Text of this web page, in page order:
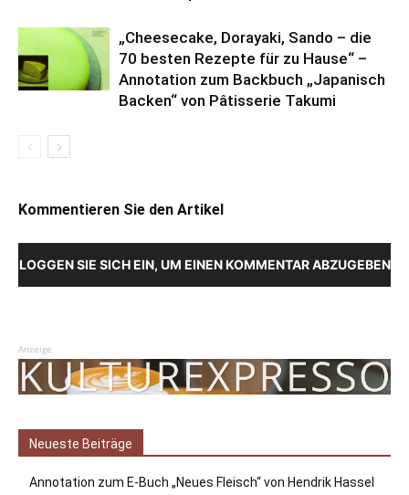
„Cheesecake, Dorayaki, Sando – die
70 besten Rezepte für zu Hause“ –
Annotation zum Backbuch „Japanisch
Backen“ von Pâtisserie Takumi
Kommentieren Sie den Artikel
LOGGEN SIE SICH EIN, UM EINEN KOMMENTAR ABZUGEBEN
Anzeige
Neueste Beiträge
Annotation zum E-Buch „Neues Fleisch“ von Hendrik Hassel